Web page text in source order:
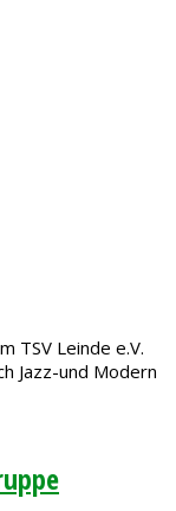
TSV Leinde e.V.
Jazz-und Modern